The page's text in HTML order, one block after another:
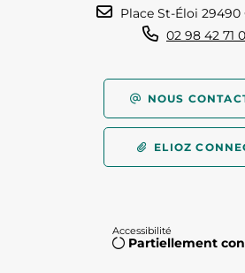
Place St-Éloi 29490
02 98 42 71
NOUS
ELIOZ
Accessibilité
Partiellement